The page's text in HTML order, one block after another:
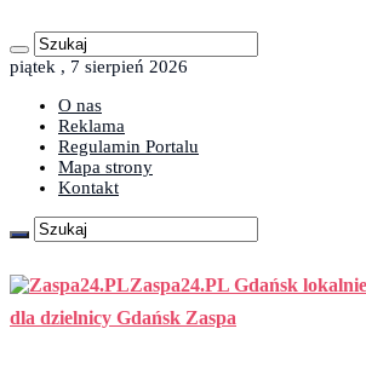
piątek , 7 sierpień 2026
O nas
Reklama
Regulamin Portalu
Mapa strony
Kontakt
Zaspa24.PL Gdańsk
dla dzielnicy Gdańsk Zaspa